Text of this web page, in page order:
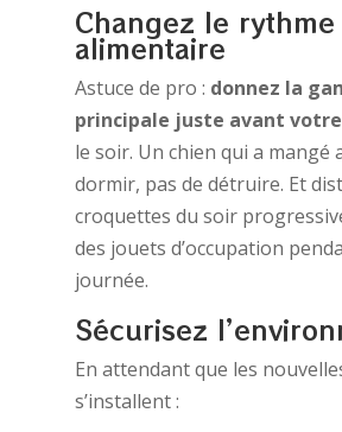
Changez le rythme
alimentaire
Astuce de pro : donnez la
principale juste avant
le soir. Un chien qui a mangé
dormir, pas de détruire. Et
croquettes du soir
des jouets d’occupation
journée.
Sécurisez
En attendant que les
s’installent :